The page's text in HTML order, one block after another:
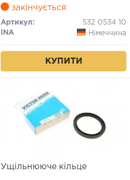
закінчується
Артикул:
532 0534 10
INA
Німеччина
КУПИТИ
Ущільнююче кільце